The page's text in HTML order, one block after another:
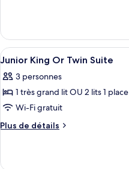
le
type
de
Deluxe
King
Twin
Room
Afficher
toutes
les
photos
pour
ce
chambre :
1
Junior King Or Twin Suite
3 personnes
1 très grand lit OU 2 lits 1 place
Wi-Fi gratuit
Plus de détails
Plus